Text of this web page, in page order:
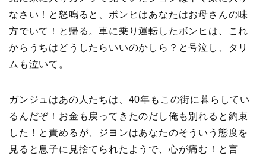
なさい！と怒鳴ると、ボンヒはあなたはお母さんの味
方でいて！と帰る。車に乗り運転したボンヒは、これ
からうちはどうしたらいいのかしら？と号泣し、タリ
ムも泣いて。
ガンジュはあの人たちは、40年もこの街に暮らしてい
るんだぞ！お金も戻ってきたのだし俺も別れると約束
した！と責めるが、ジヨンはあなたのそういう態度を
見ると息子に見捨てられたようで、心が痛む！と言